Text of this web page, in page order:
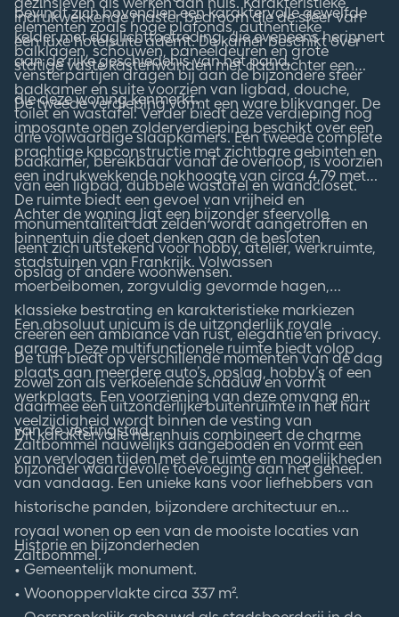
bevindt zich bovendien een karaktervolle gewelfde
kelder met daglichttoetreding, die eveneens herinnert
aan de rijke geschiedenis van het pand.
elementen zoals hoge plafonds, authentieke
balklagen, schouwen, paneeldeuren en grote
vensterpartijen dragen bij aan de bijzondere sfeer
die deze woning kenmerkt.
indrukwekkende master bedroom die de sfeer van
een luxe hotelsuite ademt. De kamer beschikt over
statige vaste kastenwanden met daarachter een
badkamer en suite voorzien van ligbad, douche,
toilet en wastafel. Verder biedt deze verdieping nog
drie volwaardige slaapkamers. Een tweede complete
badkamer, bereikbaar vanaf de overloop, is voorzien
van een ligbad, dubbele wastafel en wandcloset.
De tweede verdieping vormt een ware blikvanger. De
imposante open zolderverdieping beschikt over een
prachtige kapconstructie met zichtbare gebinten en
een indrukwekkende nokhoogte van circa 4,79 meter.
De ruimte biedt een gevoel van vrijheid en
monumentaliteit dat zelden wordt aangetroffen en
leent zich uitstekend voor hobby, atelier, werkruimte,
opslag of andere woonwensen.
Achter de woning ligt een bijzonder sfeervolle
binnentuin die doet denken aan de besloten
stadstuinen van Frankrijk. Volwassen
moerbeibomen, zorgvuldig gevormde hagen,
klassieke bestrating en karakteristieke markiezen
creëren een ambiance van rust, elegantie en privacy.
De tuin biedt op verschillende momenten van de dag
zowel zon als verkoelende schaduw en vormt
daarmee een uitzonderlijke buitenruimte in het hart
van de vestingstad.
Een absoluut unicum is de uitzonderlijk royale
garage. Deze multifunctionele ruimte biedt volop
plaats aan meerdere auto’s, opslag, hobby’s of een
werkplaats. Een voorziening van deze omvang en
veelzijdigheid wordt binnen de vesting van
Zaltbommel nauwelijks aangeboden en vormt een
bijzonder waardevolle toevoeging aan het geheel.
Dit karaktervolle herenhuis combineert de charme
van vervlogen tijden met de ruimte en mogelijkheden
van vandaag. Een unieke kans voor liefhebbers van
historische panden, bijzondere architectuur en
royaal wonen op een van de mooiste locaties van
Zaltbommel.
Historie en bijzonderheden
• Gemeentelijk monument.
• Woonoppervlakte circa 337 m².